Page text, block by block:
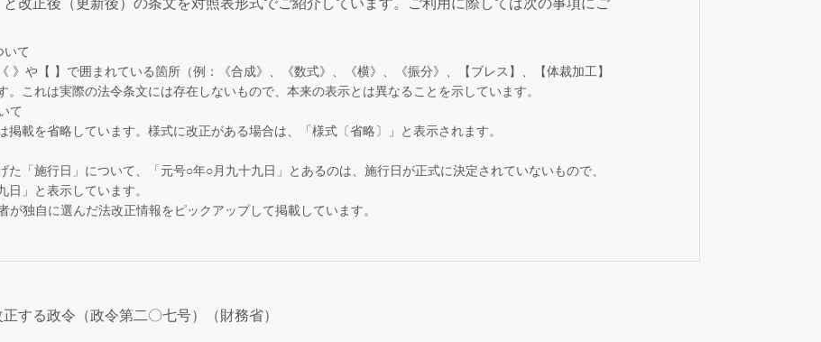
改正後（更新後）の条文を対照表形式でご紹介しています。ご利用に際しては次の事項にご
いて
》や【 】で囲まれている箇所（例：《合成》、《数式》、《横》、《振分》、【ブレス】、【体裁加工】
。これは実際の法令条文には存在しないもので、本来の表示とは異なることを示しています。
て
掲載を省略しています。様式に改正がある場合は、「様式〔省略〕」と表示されます。
た「施行日」について、「元号○年○月九十九日」とあるのは、施行日が正式に決定されていないもので、
日」と表示しています。
が独自に選んだ法改正情報をピックアップして掲載しています。
する政令（政令第二〇七号）（財務省）